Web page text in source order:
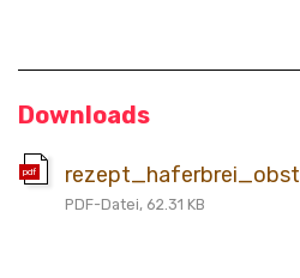
Downloads
pdf rezept_haferbrei_obst
PDF-Datei, 62.31 KB